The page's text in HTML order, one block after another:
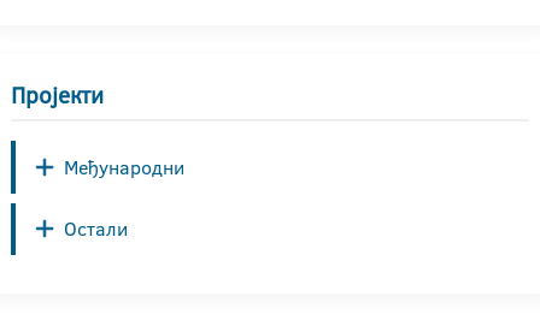
Пројекти
Међународни
Остали